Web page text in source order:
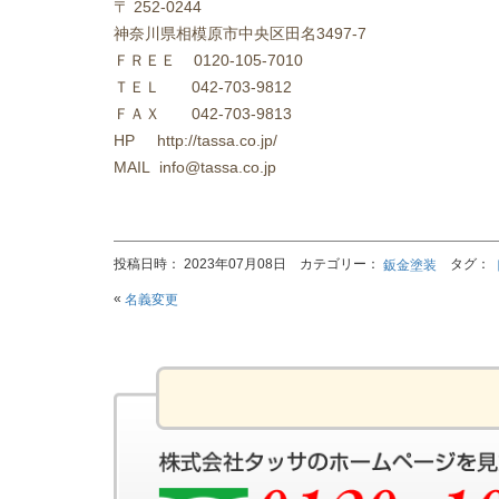
〒 252-0244
神奈川県相模原市中央区田名3497-7
ＦＲＥＥ
0120-105-7010
ＴＥＬ
042-703-9812
ＦＡＸ
042-703-9813
HP http://tassa.co.jp/
MAIL info@tassa.co.jp
投稿日時： 2023年07月08日 カテゴリー： 鈑金塗装 タグ：
« 名義変更